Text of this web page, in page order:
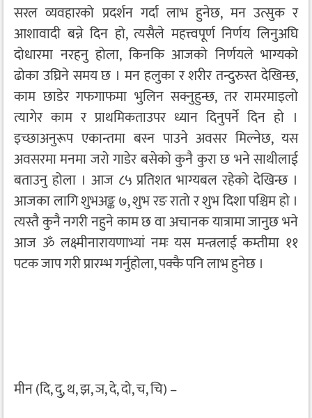
सरल व्यवहारको प्रदर्शन गर्दा लाभ हुनेछ, मन उत्सुक र
आशावादी बन्ने दिन हो, त्यसैले महत्त्वपूर्ण निर्णय लिनुअघि
दोधारमा नरहनु होला, किनकि आजको निर्णयले भाग्यको
ढोका उघ्रिने समय छ । मन हलुका र शरीर तन्दुरुस्त देखिन्छ,
काम छाडेर गफगाफमा भुलिन सक्नुहुन्छ, तर रामरमाइलो
त्यागेर काम र प्राथमिकताउपर ध्यान दिनुपर्ने दिन हो ।
इच्छाअनुरूप एकान्तमा बस्न पाउने अवसर मिल्नेछ, यस
अवसरमा मनमा जरो गाडेर बसेको कुनै कुरा छ भने साथीलाई
बताउनु होला । आज ८५ प्रतिशत भाग्यबल रहेको देखिन्छ ।
आजका लागि शुभअङ्क ७, शुभ रङ रातो र शुभ दिशा पश्चिम हो ।
त्यस्तै कुनै नगरी नहुने काम छ वा अचानक यात्रामा जानुछ भने
आज ॐ लक्ष्मीनारायणाभ्यां नमः यस मन्त्रलाई कम्तीमा ११
पटक जाप गरी प्रारम्भ गर्नुहोला, पक्कै पनि लाभ हुनेछ ।
मीन (दि, दु, थ, झ, ञ, दे, दो, च, चि) –